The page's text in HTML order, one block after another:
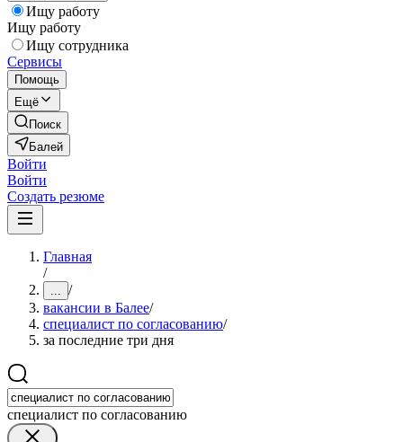
Ищу работу
Ищу работу
Ищу сотрудника
Сервисы
Помощь
Ещё
Поиск
Балей
Войти
Войти
Создать резюме
Главная
/
... /
вакансии в Балее/
специалист по согласованию/
за последние три дня
специалист по согласованию